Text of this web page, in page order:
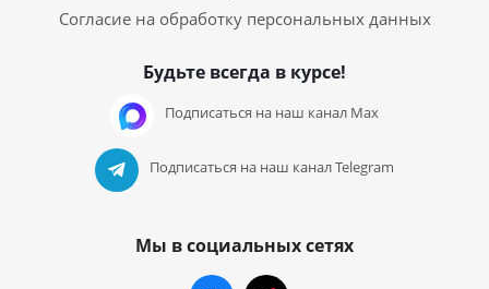
Согласие на обработку персональных данных
Будьте всегда в курсе!
Подписаться на наш канал Max
Подписаться на наш канал Telegram
Мы в социальных сетях